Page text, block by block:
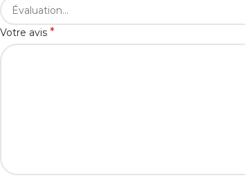
Votre avis *